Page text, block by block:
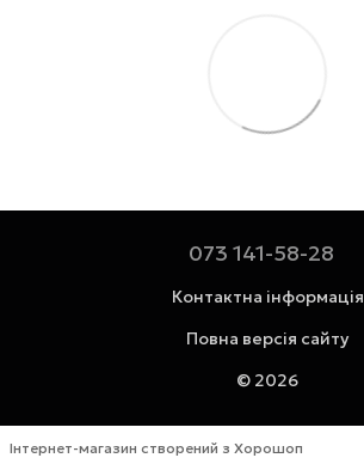
073 141-58-28
Контактна інформація
Повна версія сайту
© 2026
Інтернет-магазин створений з Хорошоп